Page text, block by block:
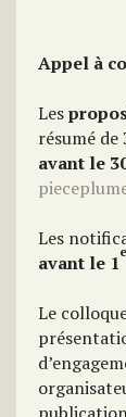
Appel à
Les
résumé
avant le
Les
avant le 1
Le